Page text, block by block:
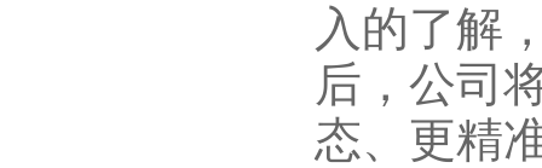
入的了解
后，公司
态、更精